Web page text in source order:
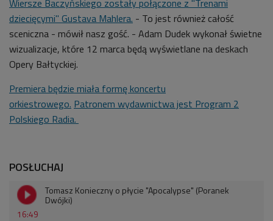
dziecięcymi" Gustava Mahlera. - To jest również całość
sceniczna - mówił nasz gość. - Adam Dudek wykonał świetne
wizualizacje, które 12 marca będą wyświetlane na deskach
Opery Bałtyckiej.
Premiera będzie miała formę koncertu
orkiestrowego. Patronem wydawnictwa jest Program 2
Polskiego Radia.
POSŁUCHAJ
16:49
Tomasz Konieczny o płycie "Apocalypse" (Poranek
Dwójki)